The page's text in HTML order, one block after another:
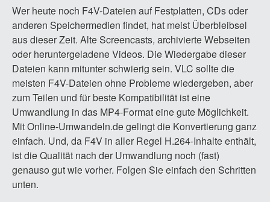
Wer heute noch F4V-Dateien auf Festplatten, CDs oder
anderen Speichermedien findet, hat meist Überbleibsel
aus dieser Zeit. Alte Screencasts, archivierte Webseiten
oder heruntergeladene Videos. Die Wiedergabe dieser
Dateien kann mitunter schwierig sein. VLC sollte die
meisten F4V-Dateien ohne Probleme wiedergeben, aber
zum Teilen und für beste Kompatibilität ist eine
Umwandlung in das MP4-Format eine gute Möglichkeit.
Mit Online-Umwandeln.de gelingt die Konvertierung ganz
einfach. Und, da F4V in aller Regel H.264-Inhalte enthält,
ist die Qualität nach der Umwandlung noch (fast)
genauso gut wie vorher. Folgen Sie einfach den Schritten
unten.